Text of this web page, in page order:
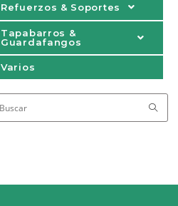
Refuerzos & Soportes
Tapabarros &
Guardafangos
Varios